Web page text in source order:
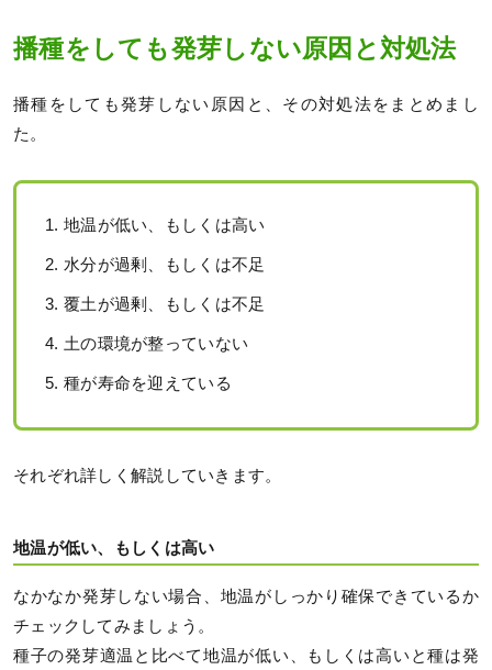
播種をしても発芽しない原因と対処法
播種をしても発芽しない原因と、その対処法をまとめまし
た。
地温が低い、もしくは高い
水分が過剰、もしくは不足
覆土が過剰、もしくは不足
土の環境が整っていない
種が寿命を迎えている
それぞれ詳しく解説していきます。
地温が低い、もしくは高い
なかなか発芽しない場合、地温がしっかり確保できているか
チェックしてみましょう。
種子の発芽適温と比べて地温が低い、もしくは高いと種は発